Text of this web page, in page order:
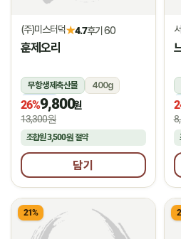
(주)미스터덕★4.7후기 60
훈제오리
무항생제축산물
400g
냉동
26%9,800원
13,300원
조합원3,500원 절약
담기
21%